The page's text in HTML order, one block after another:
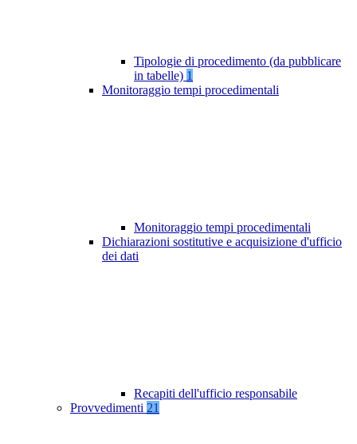
Tipologie di procedimento (da pubblicare
in tabelle) 1
Monitoraggio tempi procedimentali
Monitoraggio tempi procedimentali
Dichiarazioni sostitutive e acquisizione d'ufficio
dei dati
Recapiti dell'ufficio responsabile
Provvedimenti 21